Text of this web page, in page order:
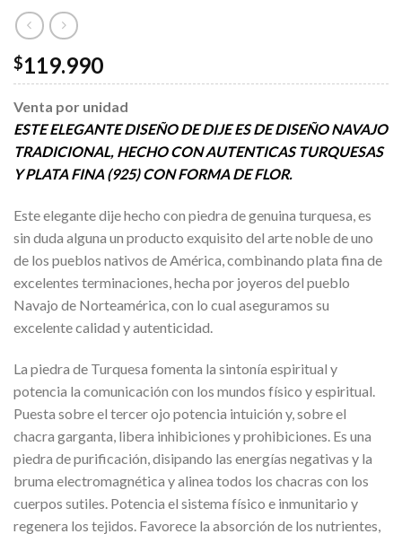
$119.990
Venta por unidad
ESTE ELEGANTE DISEÑO DE DIJE ES DE DISEÑO NAVAJO
TRADICIONAL, HECHO CON AUTENTICAS TURQUESAS
Y PLATA FINA (925) CON FORMA DE FLOR.
Este elegante dije hecho con piedra de genuina turquesa, es
sin duda alguna un producto exquisito del arte noble de uno
de los pueblos nativos de América, combinando plata fina de
excelentes terminaciones, hecha por joyeros del pueblo
Navajo de Norteamérica, con lo cual aseguramos su
excelente calidad y autenticidad.
La piedra de Turquesa fomenta la sintonía espiritual y
potencia la comunicación con los mundos físico y espiritual.
Puesta sobre el tercer ojo potencia intuición y, sobre el
chacra garganta, libera inhibiciones y prohibiciones. Es una
piedra de purificación, disipando las energías negativas y la
bruma electromagnética y alinea todos los chacras con los
cuerpos sutiles. Potencia el sistema físico e inmunitario y
regenera los tejidos. Favorece la absorción de los nutrientes,